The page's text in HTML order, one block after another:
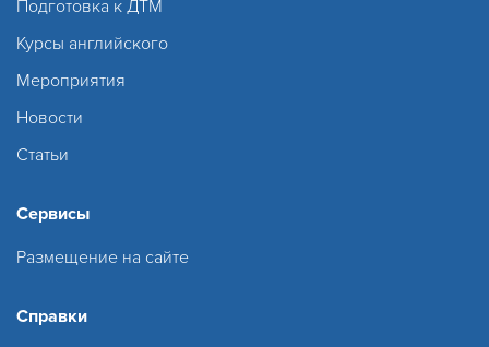
Подготовка к ДТМ
Курсы английского
Мероприятия
Новости
Статьи
Сервисы
Размещение на сайте
Справки